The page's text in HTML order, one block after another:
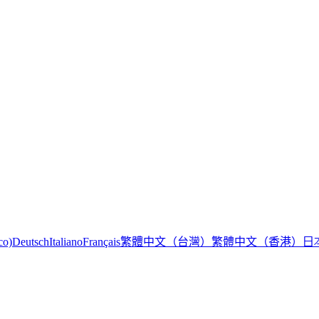
DeutschItalianoFrançais繁體中文（台灣） 繁體中文（香港） 日